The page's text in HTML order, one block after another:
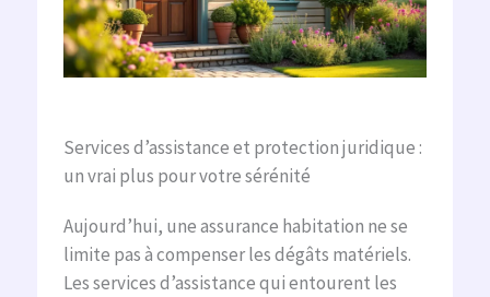
Services d’assistance et protection juridique :
un vrai plus pour votre sérénité
Aujourd’hui, une assurance habitation ne se
limite pas à compenser les dégâts matériels.
Les services d’assistance qui entourent les